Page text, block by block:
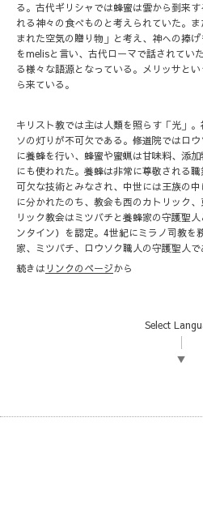
る。古代ギリシャでは蜂蜜は雲から到来
れる神々の食べものと考えられていた。
まれた空気の贈り物」と考え、神への捧
をmelisと言い、古代ローマで話されてい
る様々な語源となっている。メリッサと
ら来ている。
キリスト教では主は人類を照らす「光」
ソの灯りが不可欠である。修道院ではロ
に養蜂を行い、蜂蜜や蜜蝋は甘味料、添
にも使われた。養蜂は非常に尊敬される
可欠な技術とみなされ、中世には王族の
に分かれたのち、教会も西のカトリック
リック教会はミツバチと養蜂家の守護聖
ンタイン）を認定。4世紀にミラノ司教を
家、ミツバチ、ロウソク職人の守護聖人で
続きは リンクのページから
Select
▼